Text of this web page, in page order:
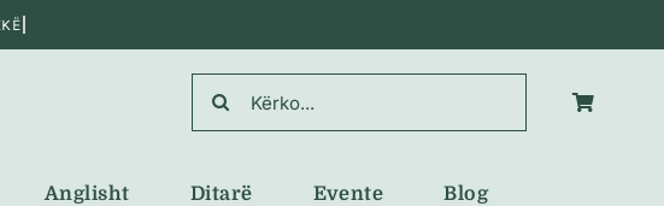
Search
for:
Anglisht Ditarë Evente Blog